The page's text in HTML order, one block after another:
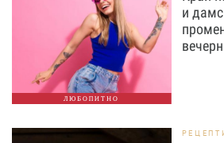
ЛЮБОПИТНО
и